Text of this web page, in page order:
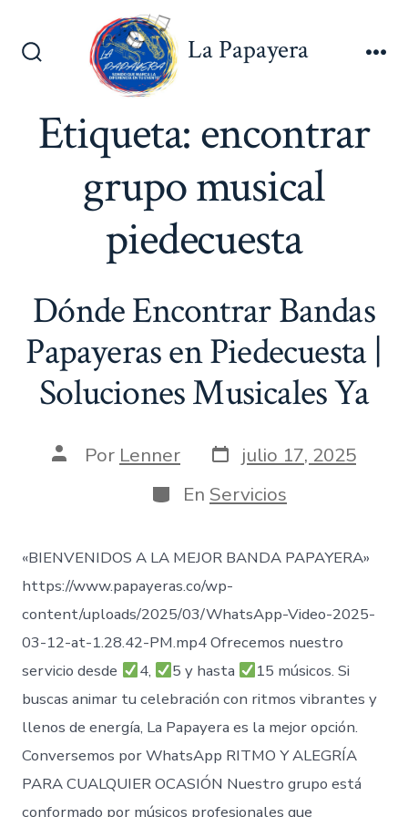
Alternar
La Papayera
Etiqueta:encontrar
grupo musical
piedecuesta
Dónde Encontrar Bandas
Papayeras en Piedecuesta |
Soluciones Musicales Ya
AutorPor Lenner Fecha
de
publicación
julio 17, 2025
Categorías
En Servicios
«BIENVENIDOS A LA MEJOR BANDA PAPAYERA»
https://www.papayeras.co/wp-
content/uploads/2025/03/WhatsApp-Video-2025-
03-12-at-1.28.42-PM.mp4 Ofrecemos nuestro
servicio desde
4, 5 y hasta
15 músicos. Si
buscas animar tu celebración con ritmos vibrantes y
llenos de energía, La Papayera es la mejor opción.
Conversemos por WhatsApp RITMO Y ALEGRÍA
PARA CUALQUIER OCASIÓN Nuestro grupo está
conformado por músicos profesionales que